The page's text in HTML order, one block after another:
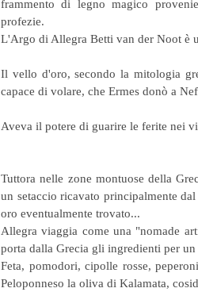
frammento di legno magico
profezie.
L'Argo di Allegra Betti van der Noot è
Il vello d'oro, secondo la mitologia
capace di volare, che Ermes donò a
Aveva il potere di guarire le ferite nei
Tuttora nelle zone montuose della
un setaccio ricavato principalmente
oro eventualmente trovato...
Allegra viaggia come una "nomade
porta dalla Grecia gli ingredienti per
Feta, pomodori, cipolle rosse,
Peloponneso la oliva di Kalamata,